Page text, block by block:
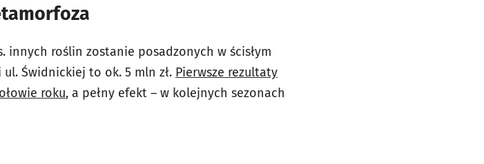
innych roślin zostanie posadzonych w ścisłym
Świdnickiej to ok. 5 mln zł. Pierwsze rezultaty
roku, a pełny efekt – w kolejnych sezonach